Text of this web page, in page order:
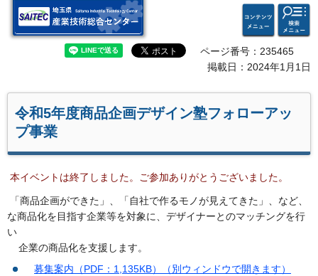
埼玉県 産業技術総合セン
コンテ
ンツメ
ニュー
検索・
共通メ
ニュー
ページ番号：235465
掲載日：2024年1月1日
令和5年度商品企画デザイン塾フォローアッ
プ事業
本イベントは終了しました。ご参加ありがとうございました。
「商品企画ができた」、「自社で作るモノが見えてきた」、など、
な商品化を目指す企業等を対象に、デザイナーとのマッチングを行
い
企業の商品化を支援します。
募集案内（PDF：1,135KB）（別ウィンドウで開きます）